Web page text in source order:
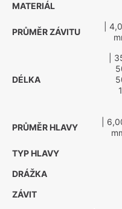
MATERIÁL
PRŮMĚR ZÁVITU
|
DÉLKA
|
PRŮMĚR HLAVY
|
TYP HLAVY
DRÁŽKA
ZÁVIT